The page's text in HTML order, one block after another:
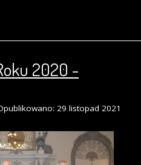
2020 -
29 listopad 2021